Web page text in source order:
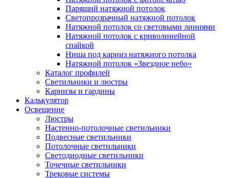
Парящий натяжной потолок
Светопрозрачный натяжной потолок
Натяжной потолок со световыми линиями
Натяжной потолок с криволинейной
спайкой
Ниша под карниз натяжного потолка
Натяжной потолок «Звездное небо»
Каталог профилей
Светильники и люстры
Карнизы и гардины
Калькулятор
Освещение
Люстры
Настенно-потолочные светильники
Подвесные светильники
Потолочные светильники
Светодиодные светильники
Точечные светильники
Трековые системы